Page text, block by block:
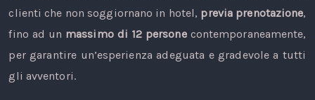
clienti che non soggiornano in hotel, previa prenotazione,
fino ad un massimo di 12 personecontemporaneamente,
per garantire un’esperienza adeguata e gradevole a tutti
gli avventori.